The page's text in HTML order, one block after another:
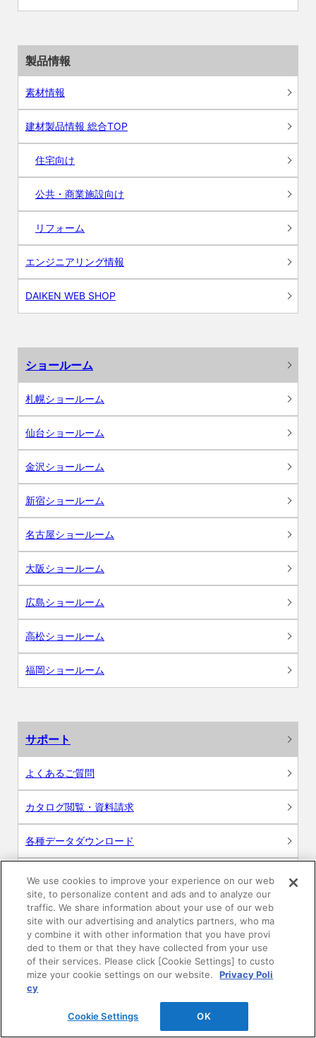
製品情報
素材情報
建材製品情報 総合TOP
住宅向け
公共・商業施設向け
リフォーム
エンジニアリング情報
DAIKEN WEB SHOP
ショールーム
札幌ショールーム
仙台ショールーム
金沢ショールーム
新宿ショールーム
名古屋ショールーム
大阪ショールーム
広島ショールーム
高松ショールーム
福岡ショールーム
サポート
よくあるご質問
カタログ閲覧・資料請求
各種データダウンロード
WEB見積・各種シミュレーション
交換用部品の購入
修理・点検
お問い合わせ
We use cookies to improve your experience on our web
site, to personalize content and ads and to analyze our
traffic. We share information about your use of our web
site with our advertising and analytics partners, who ma
y combine it with other information that you have provi
ded to them or that they have collected from your use
of their services. Please click [Cookie Settings] to custo
mize your cookie settings on our website.
Privacy Poli
cy
Cookie Settings OK